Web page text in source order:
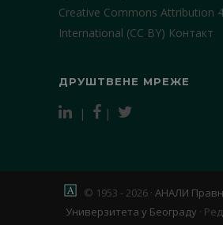
Creative Commons Attribution
International (CC BY) Контакт
ДРУШТВЕНЕ МРЕЖЕ
| |
© 1953 - 2026 · АНАЛИ
Универзитета у Београду ·